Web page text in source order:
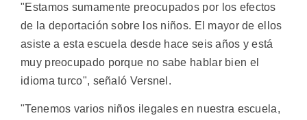
"Estamos sumamente preocupados por los efectos
de la deportación sobre los niños. El mayor de ellos
asiste a esta escuela desde hace seis años y está
muy preocupado porque no sabe hablar bien el
idioma turco", señaló Versnel.
"Tenemos varios niños ilegales en nuestra escuela,